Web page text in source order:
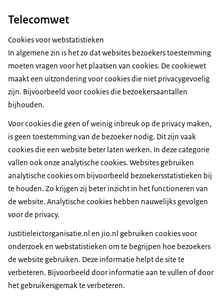
Telecomwet
Cookies voor webstatistieken
In algemene zin is het zo dat websites bezoekers toestemming
moeten vragen voor het plaatsen van cookies. De cookiewet
maakt een uitzondering voor cookies die niet privacygevoelig
zijn. Bijvoorbeeld voor cookies die bezoekersaantallen
bijhouden.
Voor cookies die geen of weinig inbreuk op de privacy maken,
is geen toestemming van de bezoeker nodig. Dit zijn vaak
cookies die een website beter laten werken. In deze categorie
vallen ook onze analytische cookies. Websites gebruiken
analytische cookies om bijvoorbeeld bezoekersstatistieken bij
te houden. Zo krijgen zij beter inzicht in het functioneren van
de website. Analytische cookies hebben nauwelijks gevolgen
voor de privacy.
Justitieleictorganisatie.nl en jio.nl gebruiken cookies voor
onderzoek en webstatistieken om te begrijpen hoe bezoekers
de website gebruiken. Deze informatie helpt de site te
verbeteren. Bijvoorbeeld door informatie aan te vullen of door
het gebruikersgemak te verbeteren.